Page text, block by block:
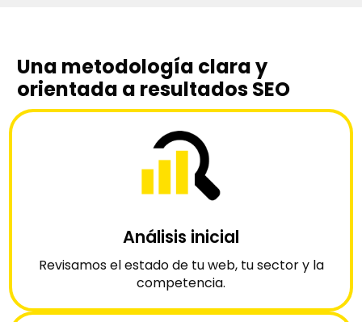
Una metodología clara y
orientada a resultados SEO
Análisis inicial
Revisamos el estado de tu web, tu sector y la
competencia.